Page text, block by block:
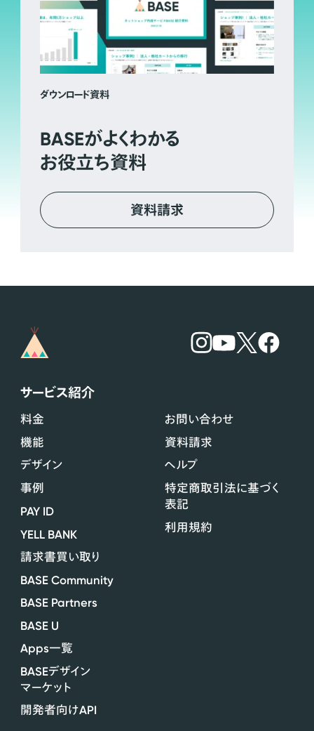
ダウンロード資料
BASEがよくわかる
お役立ち資料
資料請求
サービス紹介
料金
機能
デザイン
事例
PAY ID
YELL BANK
請求書買い取り
BASE Community
BASE Partners
BASE U
Apps一覧
BASEデザイン
マーケット
開発者向けAPI
お問い合わせ
資料請求
ヘルプ
特定商取引法に基づく
表記
利用規約